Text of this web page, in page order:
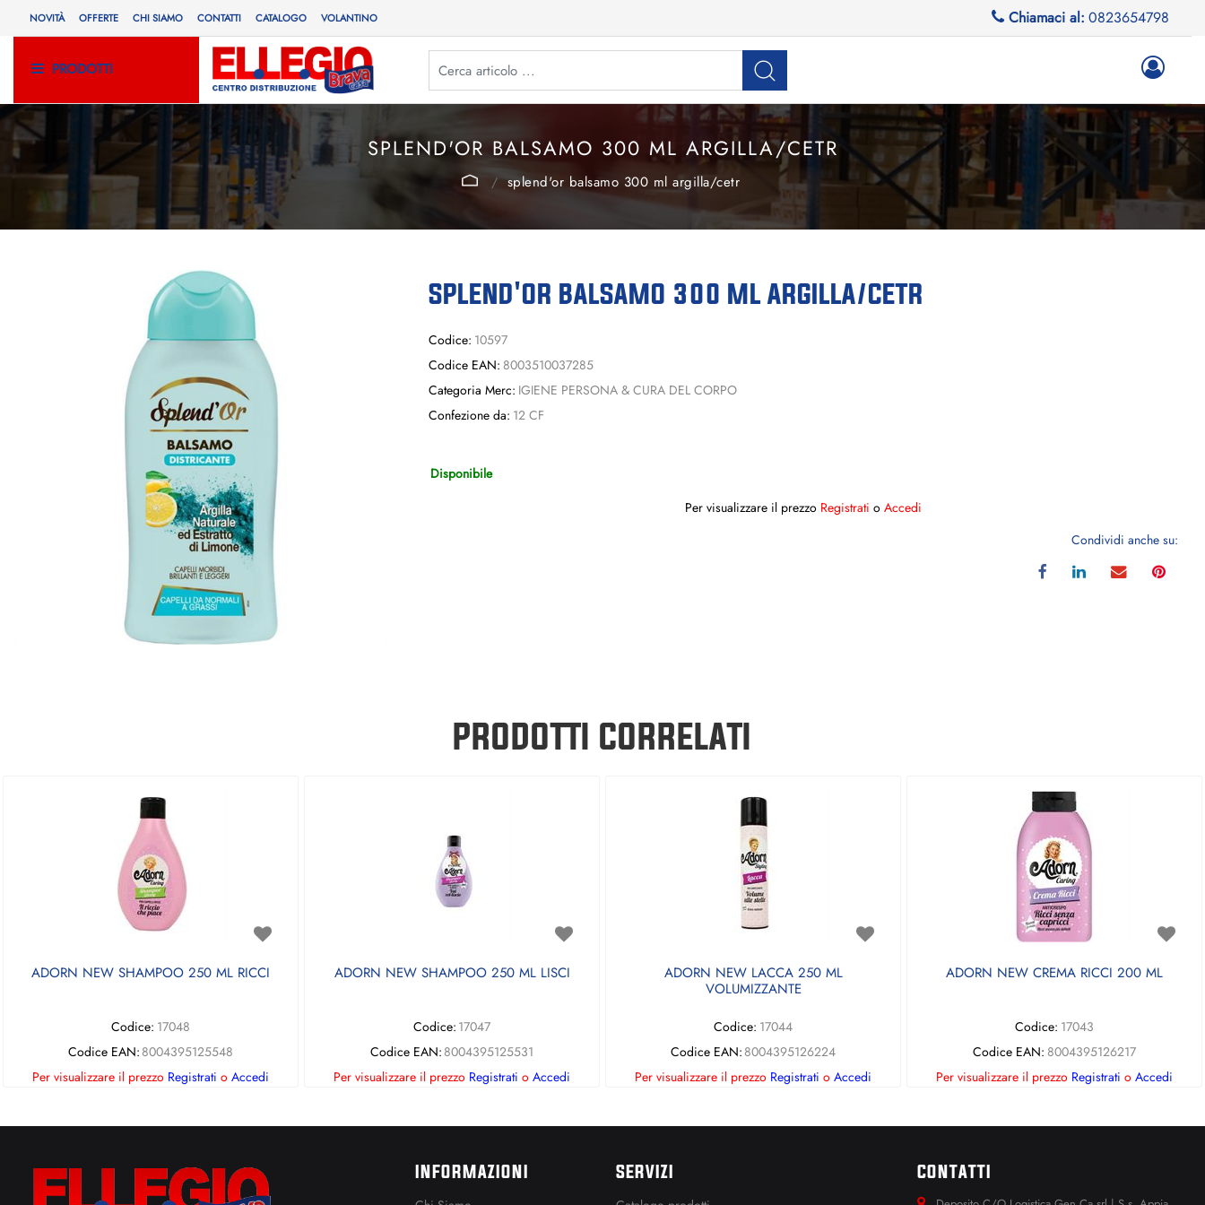
NOVITÀ OFFERTE CHI SIAMO CONTATTI CATALOGO VOLANTINO Chiamaci al: 0823654798
PRODOTTI
SPLEND'OR BALSAMO 300 ML ARGILLA/CETR
splend'or balsamo 300 ml argilla/cetr
SPLEND'OR BALSAMO 300 ML ARGILLA/CETR
Codice: 10597
Codice EAN: 8003510037285
Categoria Merc: IGIENE PERSONA & CURA DEL CORPO
Confezione da: 12 CF
Disponibile
Per visualizzare il prezzo Registrati o Accedi
Condividi anche su:
PRODOTTI CORRELATI
ADORN NEW SHAMPOO 250 ML RICCI
Codice: 17048
Codice EAN: 8004395125548
Per visualizzare il prezzo Registrati o Accedi
ADORN NEW SHAMPOO 250 ML LISCI
Codice: 17047
Codice EAN: 8004395125531
Per visualizzare il prezzo Registrati o Accedi
ADORN NEW LACCA 250 ML
VOLUMIZZANTE
Codice: 17044
Codice EAN: 8004395126224
Per visualizzare il prezzo Registrati o Accedi
ADORN NEW CREMA RICCI 200 ML
Codice: 17043
Codice EAN: 8004395126217
Per visualizzare il prezzo Registrati o Accedi
INFORMAZIONI SERVIZI CONTATTI